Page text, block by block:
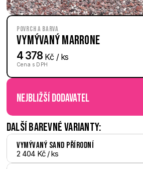
Povrch a barva
Vymývaný Marrone
4 378 Kč / ks
Cena s DPH
nejbližší dodavatel
Další barevné varianty:
Vymývaný Sand přírodní
2 404 Kč / ks